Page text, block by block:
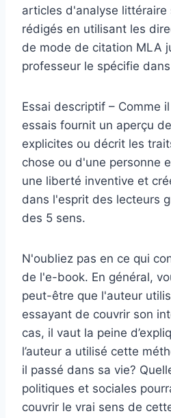
articles d'analyse
rédigés en utilisant les
de mode de citation MLA
professeur le spécifie
Essai descriptif – Comme
essais fournit un aperçu
explicites ou décrit les
chose ou d'une personne
une liberté inventive et
dans l'esprit des lecteurs
des 5 sens.
N'oubliez pas en ce qui
de l'e-book. En général,
peut-être que l'auteur
essayant de couvrir son
cas, il vaut la peine
l’auteur a utilisé cette
il passé dans sa vie?
politiques et sociales
couvrir le vrai sens de